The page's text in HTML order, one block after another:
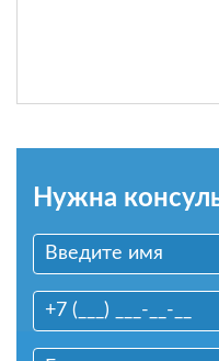
Нужна